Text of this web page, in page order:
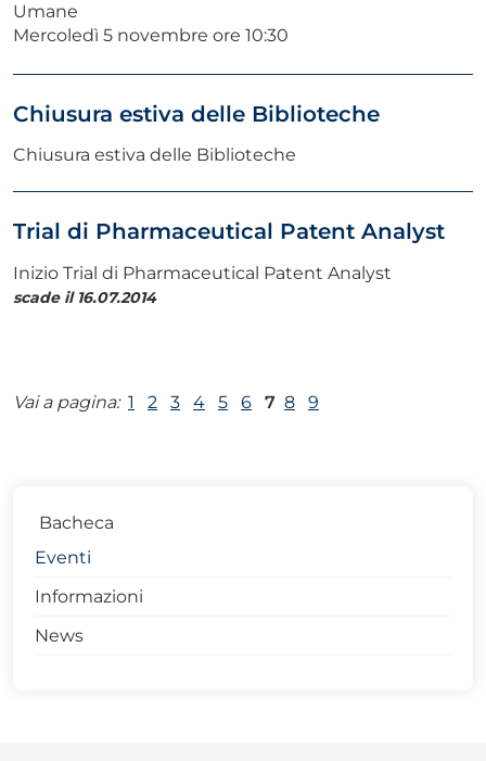
Umane
Mercoledì 5 novembre ore 10:30
Chiusura estiva delle Biblioteche
Chiusura estiva delle Biblioteche
Trial di Pharmaceutical Patent Analyst
Inizio Trial di Pharmaceutical Patent Analyst
scade il 16.07.2014
Vai a pagina: 1 2 3 4 5 6 7 8 9
Bacheca
Eventi
Informazioni
News